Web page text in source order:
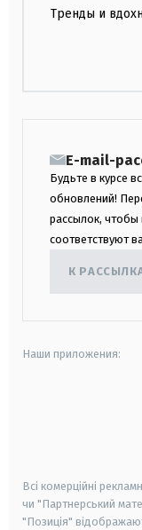
Тренды и
E-mail-
Будьте в курсе
обновлений!
рассылок, чтобы
соответствуют
К
Наши приложения:
Всі комерційні
чи "Партнерський
"Позиція"